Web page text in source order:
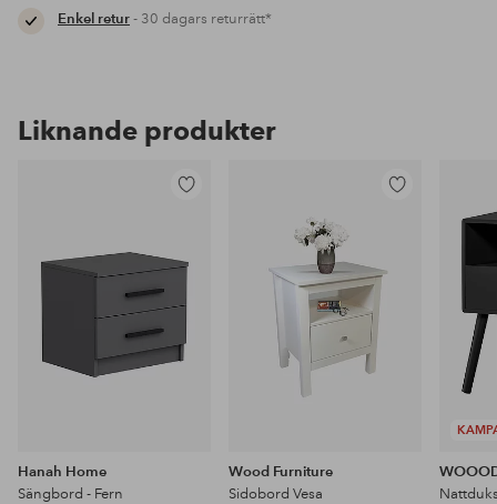
Enkel retur- 30 dagars returrätt*
Liknande produkter
Hanah Home
Sängbord - Fern
Wood Furniture
Sidobord Vesa